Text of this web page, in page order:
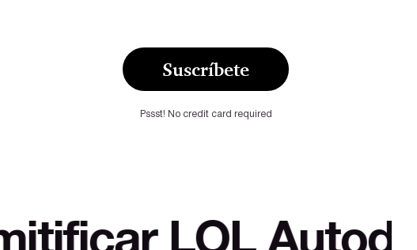
Suscríbete
Pssst! No credit card required